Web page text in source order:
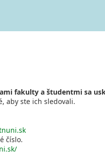
fakulty a študentmi sa
aby ste ich sledovali.
číslo.